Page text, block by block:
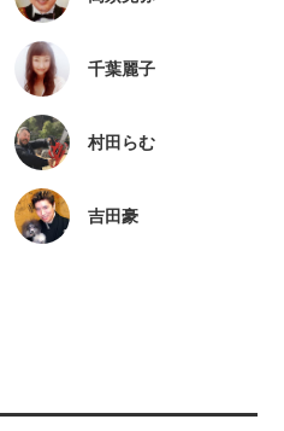
千葉麗子
村田らむ
吉田豪